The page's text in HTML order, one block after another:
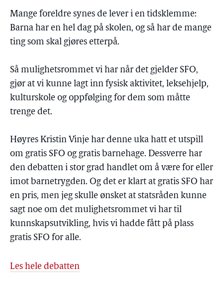
Mange foreldre synes de lever i en tidsklemme:
Barna har en hel dag på skolen, og så har de mange
ting som skal gjøres etterpå.
Så mulighetsrommet vi har når det gjelder SFO,
gjør at vi kunne lagt inn fysisk aktivitet, leksehjelp,
kulturskole og oppfølging for dem som måtte
trenge det.
Høyres Kristin Vinje har denne uka hatt et utspill
om gratis SFO og gratis barnehage. Dessverre har
den debatten i stor grad handlet om å være for eller
imot barnetrygden. Og det er klart at gratis SFO har
en pris, men jeg skulle ønsket at statsråden kunne
sagt noe om det mulighetsrommet vi har til
kunnskapsutvikling, hvis vi hadde fått på plass
gratis SFO for alle.
Les hele debatten